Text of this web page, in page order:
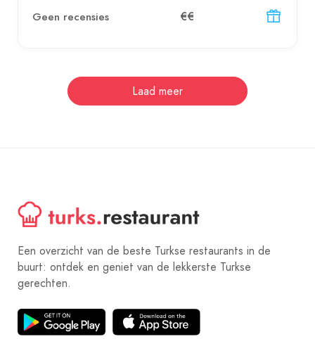
Geen recensies €€
Laad meer
Een overzicht van de beste Turkse restaurants in de
buurt: ontdek en geniet van de lekkerste Turkse
gerechten.